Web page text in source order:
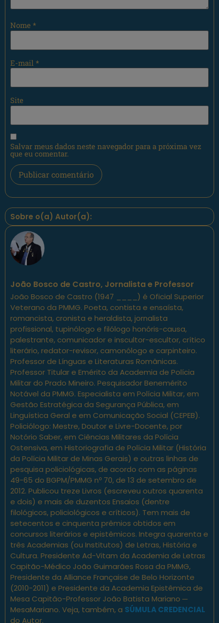
Nome *
E-mail *
Site
Salvar meus dados neste navegador para a próxima vez
que eu comentar.
Sobre o(a) Autor(a):
João Bosco de Castro, Jornalista e Professor
João Bosco de Castro (1947 ____) é Oficial Superior
Veterano da PMMG. Poeta, contista e ensaísta,
romancista, cronista e heraldista, jornalista
profissional, tupinólogo e filólogo honóris-causa,
palestrante, comunicador e inscultor-escultor, crítico
literário, redator-revisor, camonólogo e carpinteiro.
Professor de Línguas e Literaturas Românicas.
Professor Titular e Emérito da Academia de Polícia
Militar do Prado Mineiro. Pesquisador Benemérito
Notável da PMMG. Especialista em Polícia Militar, em
Gestão Estratégica da Segurança Pública, em
Linguística Geral e em Comunicação Social (CEPEB).
Policiólogo: Mestre, Doutor e Livre-Docente, por
Notório Saber, em Ciências Militares da Polícia
Ostensiva, em Historiografia de Polícia Militar (História
da Polícia Militar de Minas Gerais) e outras linhas de
pesquisa policiológicas, de acordo com as páginas
49-65 do BGPM/PMMG nº 70, de 13 de setembro de
2012. Publicou treze Livros (escreveu outros quarenta
e dois) e mais de duzentos Ensaios (dentre
filológicos, policiológicos e críticos). Tem mais de
setecentos e cinquenta prêmios obtidos em
concursos literários e epistêmicos. Integra quarenta e
três Academias (ou Institutos) de Letras, História e
Cultura. Presidente Ad-Vitam da Academia de Letras
Capitão-Médico João Guimarães Rosa da PMMG,
Presidente da Alliance Française de Belo Horizonte
(2010-2011) e Presidente da Academia Epistêmica de
Mesa Capitão-Professor João Batista Mariano ─
MesaMariano. Veja, também, a SÚMULA CREDENCIAL
do Autor.